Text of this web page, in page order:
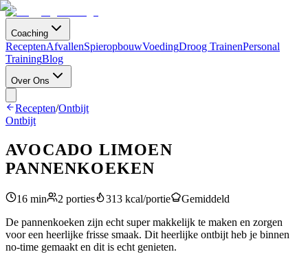
Coaching
ReceptenAfvallenSpieropbouwVoedingDroog TrainenPersonal
TrainingBlog
Over Ons
Recepten/Ontbijt
Ontbijt
AVOCADO LIMOEN
PANNENKOEKEN
16 min 2 porties 313 kcal/portie
Gemiddeld
De pannenkoeken zijn echt super makkelijk te maken en zorgen
voor een heerlijke frisse smaak. Dit heerlijke ontbijt heb je binnen
no-time gemaakt en dit is echt genieten.